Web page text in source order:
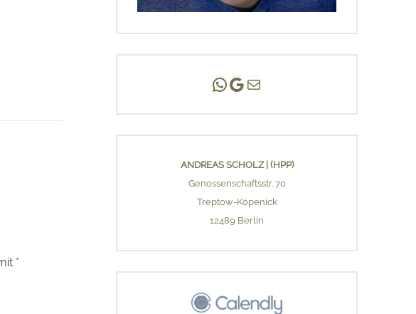
*
Andreas Scholz | (HPP)
Praxis Adlershof
E-Mail an mich ...
ANDREAS SCHOLZ | (HPP)
Genossenschaftsstr. 70
Treptow-Köpenick
12489 Berlin